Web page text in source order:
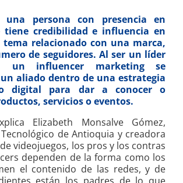
persona con presencia en
credibilidad e influencia en
relacionado con una marca,
de seguidores. Al ser un líder
un influencer marketing se
aliado dentro de una estrategia
digital para dar a conocer o
servicios o eventos.
Elizabeth Monsalve Gómez,
de Antioquia y creadora
videojuegos, los pros y los contras
dependen de la forma como los
el contenido de las redes, y de